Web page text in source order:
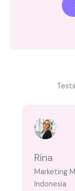
Rina
Marketing
Indonesia